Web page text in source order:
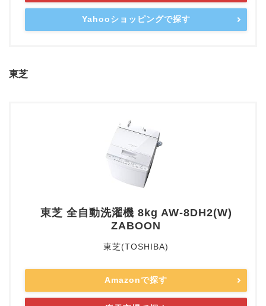
Yahooショッピングで探す
東芝
東芝 全自動洗濯機 8kg AW-8DH2(W)
ZABOON
東芝(TOSHIBA)
Amazonで探す